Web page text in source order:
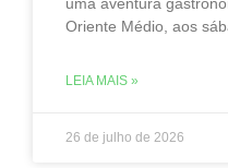
Oriente Médio, aos
LEIA MAIS »
26 de julho de 2026